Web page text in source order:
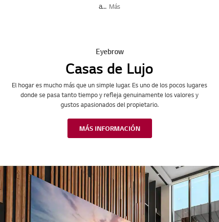
a... Más
Eyebrow
Casas de Lujo
El hogar es mucho más que un simple lugar. Es uno de los pocos lugares
donde se pasa tanto tiempo y refleja genuinamente los valores y
gustos apasionados del propietario.
MÁS INFORMACIÓN